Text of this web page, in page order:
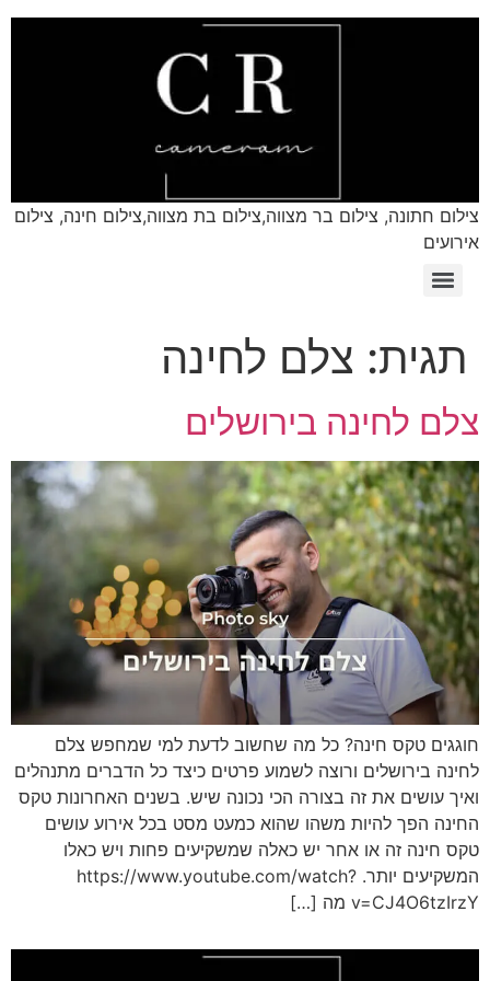
צילום חתונה, צילום בר מצווה,צילום בת מצווה,צילום חינה, צילום
אירועים
תגית: צלם לחינה
צלם לחינה בירושלים
חוגגים טקס חינה? כל מה שחשוב לדעת למי שמחפש צלם
לחינה בירושלים ורוצה לשמוע פרטים כיצד כל הדברים מתנהלים
ואיך עושים את זה בצורה הכי נכונה שיש. בשנים האחרונות טקס
החינה הפך להיות משהו שהוא כמעט מסט בכל אירוע עושים
טקס חינה זה או אחר יש כאלה שמשקיעים פחות ויש כאלו
המשקיעים יותר. https://www.youtube.com/watch?
v=CJ4O6tzIrzY מה […]